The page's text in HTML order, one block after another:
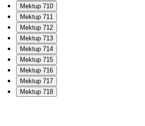
Mektup 710
Mektup 711
Mektup 712
Mektup 713
Mektup 714
Mektup 715
Mektup 716
Mektup 717
Mektup 718